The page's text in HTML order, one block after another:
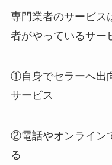
専門業者のサービス
者がやっているサー
①自身でセラーへ出
サービス
②電話やオンライン
る